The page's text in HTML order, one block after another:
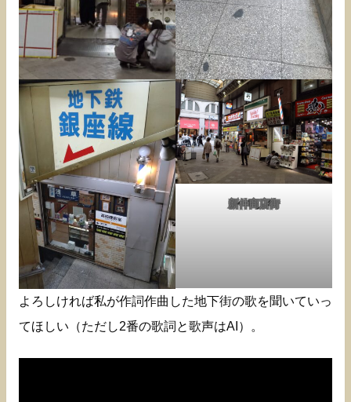
新仲商店街
よろしければ私が作詞作曲した地下街の歌を聞いていっ
てほしい（ただし2番の歌詞と歌声はAI）。